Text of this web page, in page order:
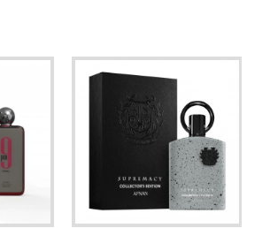
bu kokuyu genellikle “neşeli” ve
sağlar ve çevrede fark edilir bir iz
kokunun elegan karakterini